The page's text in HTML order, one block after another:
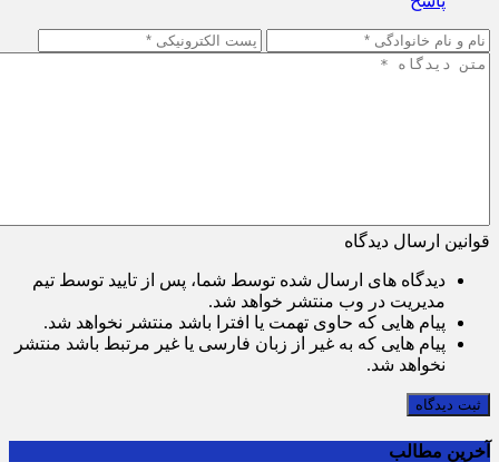
قوانین ارسال دیدگاه
دیدگاه های ارسال شده توسط شما، پس از تایید توسط تیم
مدیریت در وب منتشر خواهد شد.
پیام هایی که حاوی تهمت یا افترا باشد منتشر نخواهد شد.
پیام هایی که به غیر از زبان فارسی یا غیر مرتبط باشد منتشر
نخواهد شد.
ثبت دیدگاه
آخرین مطالب